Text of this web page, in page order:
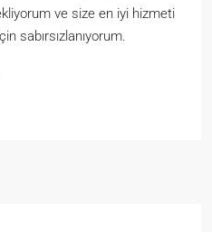
ve size en iyi hizmeti
sabırsızlanıyorum.